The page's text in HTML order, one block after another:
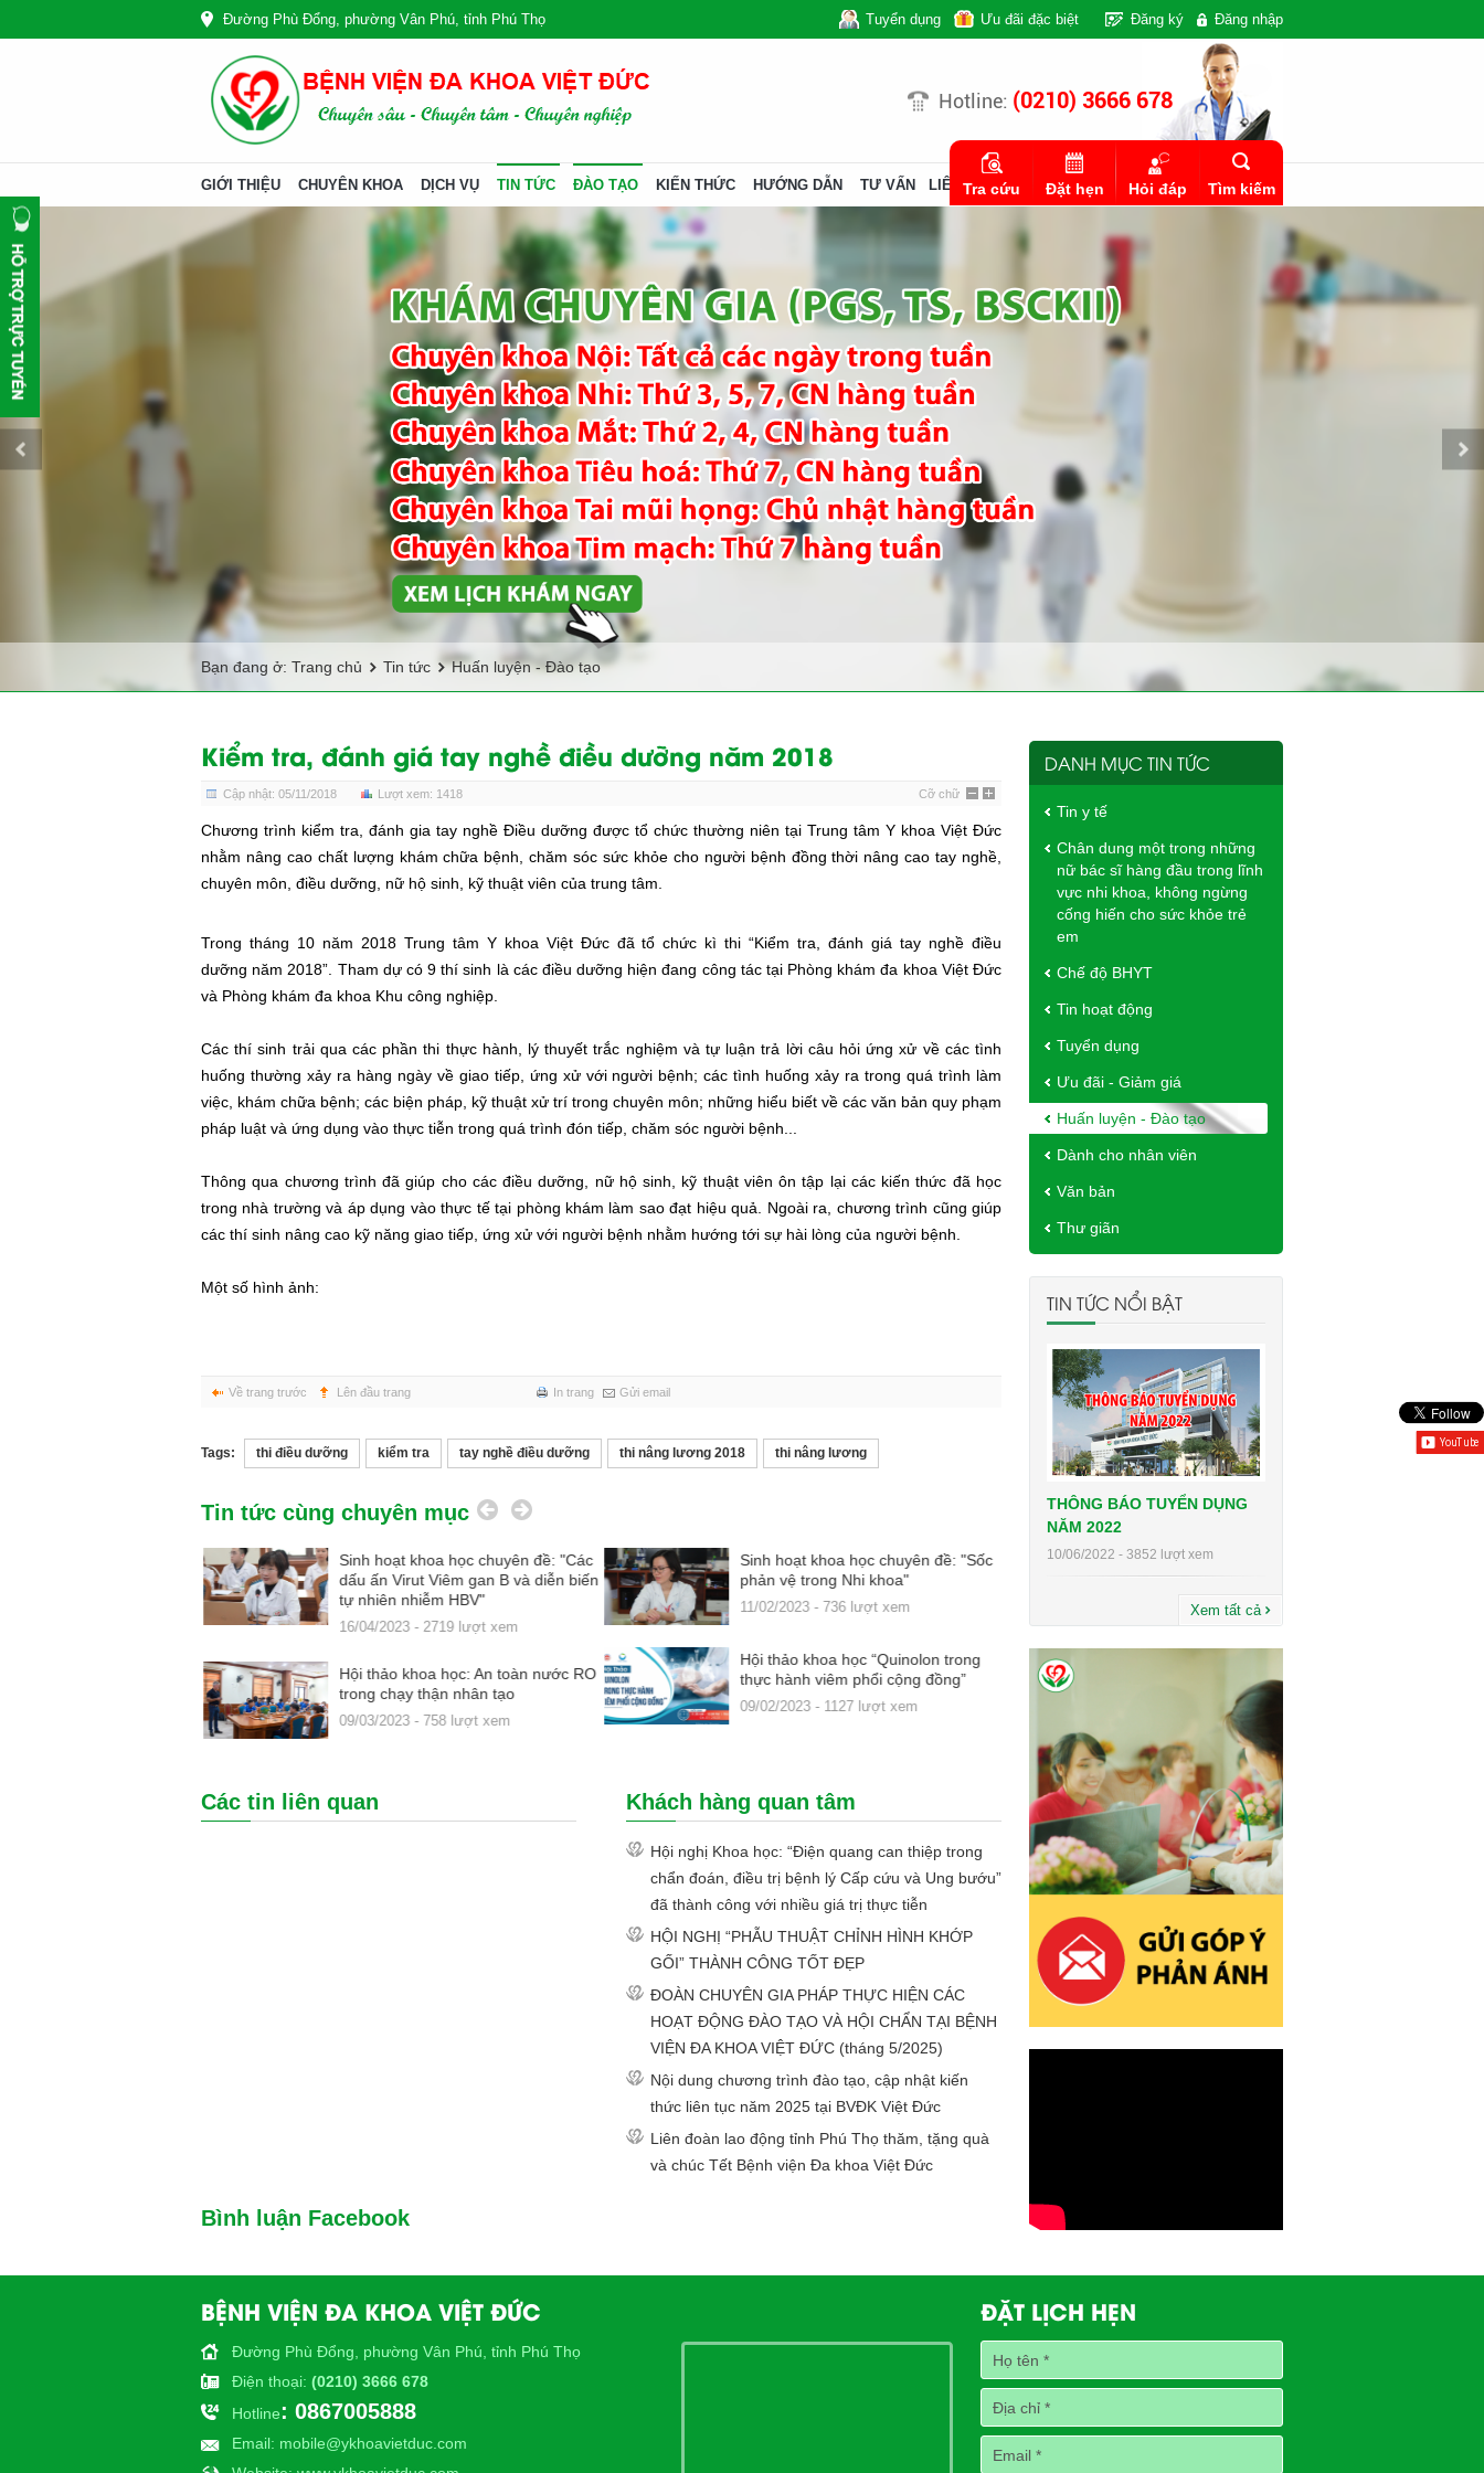
Đường Phù Đổng, phường Vân Phú, tỉnh Phú Thọ Đăng nhập
Đăng ký
Ưu đãi đặc biệt
Tuyển dụng
Hotline: (0210) 3666 678
GIỚI THIỆU CHUYÊN KHOA DỊCH VỤ TIN TỨC ĐÀO TẠO KIẾN THỨC HƯỚNG DẪN TƯ VẤN LIÊN HỆTra cứu Đặt hẹn Hỏi đáp Tìm kiếm
Bạn đang ở: Trang chủ Tin tức Huấn luyện - Đào tạo
Kiểm tra, đánh giá tay nghề điều dưỡng năm 2018
Cập nhật: 05/11/2018 Lượt xem: 1418 Cỡ chữ
Chương trình kiểm tra, đánh gia tay nghề Điều dưỡng được tổ chức thường niên tại Trung tâm Y khoa Việt Đức
nhằm nâng cao chất lượng khám chữa bệnh, chăm sóc sức khỏe cho người bệnh đồng thời nâng cao tay nghề,
chuyên môn, điều dưỡng, nữ hộ sinh, kỹ thuật viên của trung tâm.
Trong tháng 10 năm 2018 Trung tâm Y khoa Việt Đức đã tổ chức kì thi “Kiểm tra, đánh giá tay nghề điều
dưỡng năm 2018”. Tham dự có 9 thí sinh là các điều dưỡng hiện đang công tác tại Phòng khám đa khoa Việt Đức
và Phòng khám đa khoa Khu công nghiệp.
Các thí sinh trải qua các phần thi thực hành, lý thuyết trắc nghiệm và tự luận trả lời câu hỏi ứng xử về các tình
huống thường xảy ra hàng ngày về giao tiếp, ứng xử với người bệnh; các tình huống xảy ra trong quá trình làm
việc, khám chữa bệnh; các biện pháp, kỹ thuật xử trí trong chuyên môn; những hiểu biết về các văn bản quy phạm
pháp luật và ứng dụng vào thực tiễn trong quá trình đón tiếp, chăm sóc người bệnh...
Thông qua chương trình đã giúp cho các điều dưỡng, nữ hộ sinh, kỹ thuật viên ôn tập lại các kiến thức đã học
trong nhà trường và áp dụng vào thực tế tại phòng khám làm sao đạt hiệu quả. Ngoài ra, chương trình cũng giúp
các thí sinh nâng cao kỹ năng giao tiếp, ứng xử với người bệnh nhằm hướng tới sự hài lòng của người bệnh.
Một số hình ảnh:
Về trang trước Lên đầu trang Gửi email
In trang
Tags: thi điều dưỡng kiểm tra tay nghề điều dưỡng thi nâng lương 2018 thi nâng lương
Tin tức cùng chuyên mục
Sinh hoạt khoa học chuyên đề: "Các
dấu ấn Virut Viêm gan B và diễn biến
tự nhiên nhiễm HBV"
16/04/2023 - 2719 lượt xem
Hội thảo khoa học: An toàn nước RO
trong chạy thận nhân tạo
09/03/2023 - 758 lượt xem
Sinh hoạt khoa học chuyên đề: "Sốc
phản vệ trong Nhi khoa"
11/02/2023 - 736 lượt xem
Hội thảo khoa học “Quinolon trong
thực hành viêm phổi cộng đồng”
09/02/2023 - 1127 lượt xem
Sinh hoạt khoa học chuyên đề "Cấp
cứu ngừng tuần hoàn"
29/12/2022 - 1329 lượt xem
Cushing và Suy thượng thận do
Glucocorticoid
23/10/2022 - 787 lượt xem
Các tin liên quan Khách hàng quan tâm
Hội nghị Khoa học: “Điện quang can thiệp trong
chẩn đoán, điều trị bệnh lý Cấp cứu và Ung bướu”
đã thành công với nhiều giá trị thực tiễn
HỘI NGHỊ “PHẪU THUẬT CHỈNH HÌNH KHỚP
GỐI” THÀNH CÔNG TỐT ĐẸP
ĐOÀN CHUYÊN GIA PHÁP THỰC HIỆN CÁC
HOẠT ĐỘNG ĐÀO TẠO VÀ HỘI CHẨN TẠI BỆNH
VIỆN ĐA KHOA VIỆT ĐỨC (tháng 5/2025)
Nội dung chương trình đào tạo, cập nhật kiến
thức liên tục năm 2025 tại BVĐK Việt Đức
Liên đoàn lao động tỉnh Phú Thọ thăm, tặng quà
và chúc Tết Bệnh viện Đa khoa Việt Đức
Bình luận Facebook
DANH MỤC TIN TỨC
Tin y tế
Chân dung một trong những
nữ bác sĩ hàng đầu trong lĩnh
vực nhi khoa, không ngừng
cống hiến cho sức khỏe trẻ
em
Chế độ BHYT
Tin hoạt động
Tuyển dụng
Ưu đãi - Giảm giá
Huấn luyện - Đào tạo
Dành cho nhân viên
Văn bản
Thư giãn
TIN TỨC NỔI BẬT
THÔNG BÁO TUYỂN DỤNG
NĂM 2022
10/06/2022 - 3852 lượt xem
Xem tất cả
BỆNH VIỆN ĐA KHOA VIỆT ĐỨC
Đường Phù Đổng, phường Vân Phú, tỉnh Phú Thọ
Điện thoại: (0210) 3666 678
Hotline: 0867005888
Email: mobile@ykhoavietduc.com
ĐẶT LỊCH HẸN